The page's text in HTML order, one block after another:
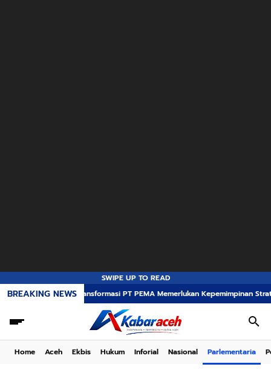
SWIPE UP TO READ
BREAKING NEWS
Transformasi PT PEMA Memerlukan Kepemimpinan Strategis, Dr.
Home Aceh Ekbis Hukum Inforial Nasional Parlementaria